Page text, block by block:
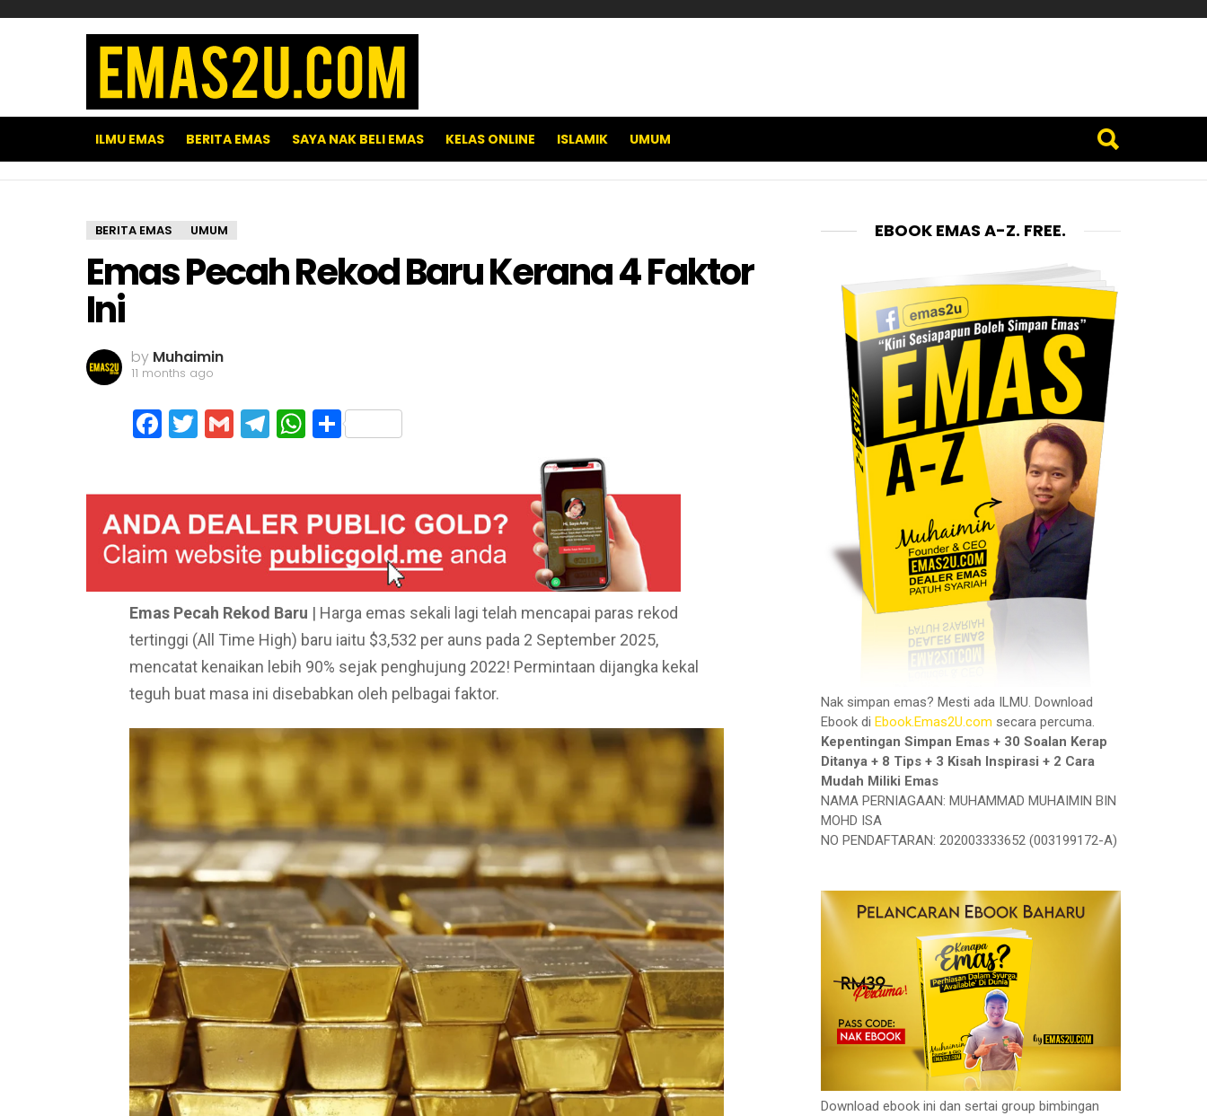
ILMU EMAS BERITA EMAS SAYA NAK BELI EMAS KELAS ONLINE ISLAMIK UMUM
BERITA EMAS UMUM
Emas Pecah Rekod Baru Kerana 4 Faktor
Ini
by Muhaimin
11 months ago
Facebook
Twitter
GmailTelegram
WhatsApp
Share
Emas Pecah Rekod Baru | Harga emas sekali lagi telah mencapai paras rekod
tertinggi (All Time High) baru iaitu $3,532 per auns pada 2 September 2025,
mencatat kenaikan lebih 90% sejak penghujung 2022! Permintaan dijangka kekal
teguh buat masa ini disebabkan oleh pelbagai faktor.
EBOOK EMAS A-Z. FREE.
Nak simpan emas? Mesti ada ILMU. Download
Ebook di Ebook.Emas2U.com secara percuma.
Kepentingan Simpan Emas + 30 Soalan Kerap
Ditanya + 8 Tips + 3 Kisah Inspirasi + 2 Cara
Mudah Miliki Emas
NAMA PERNIAGAAN: MUHAMMAD MUHAIMIN BIN
MOHD ISA
NO PENDAFTARAN: 202003333652 (003199172-A)
Download ebook ini dan sertai group bimbingan